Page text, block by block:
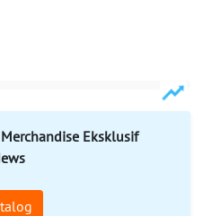
Eksklusif